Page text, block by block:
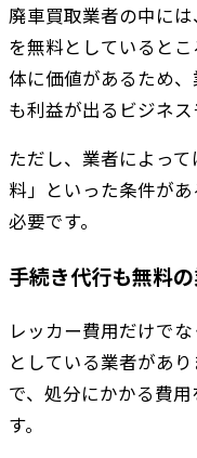
廃車買取業者の中に
を無料としていると
体に価値があるため
も利益が出るビジネス
ただし、業者によっ
料」といった条件が
必要です。
手続き代行も無料
レッカー費用だけで
としている業者があ
で、処分にかかる費
す。